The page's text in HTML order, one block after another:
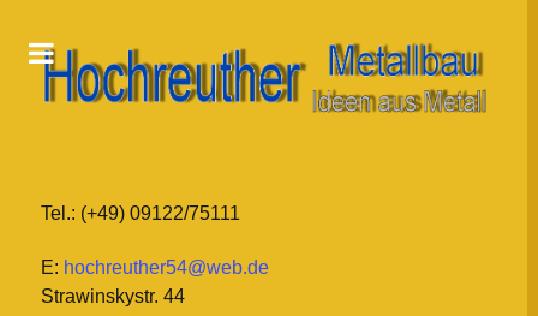
Tel.: (+49) 09122/75111
E: hochreuther54@web.de
Strawinskystr. 44